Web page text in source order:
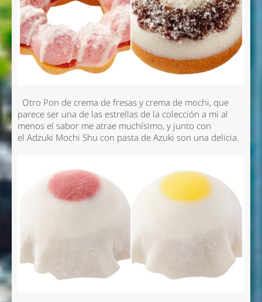
Otro Pon de crema de fresas y crema de mochi, que
parece ser una de las estrellas de la colección a mi al
menos el sabor me atrae muchísimo, y junto con
el Adzuki Mochi Shu con pasta de Azuki son una delicia.